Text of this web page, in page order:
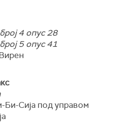
4 опус 28
5 опус 41
Би-Сија под управом